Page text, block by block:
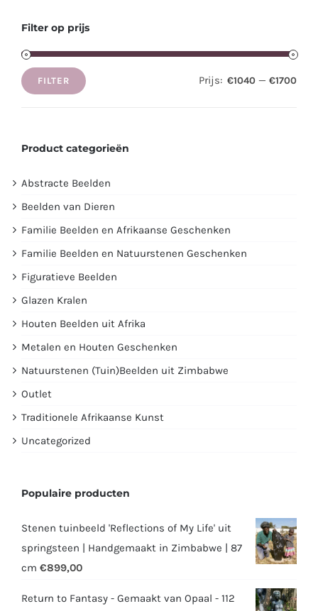
Filter op prijs
Min.
Max.
FILTER Prijs: €1040 — €1700
Product categorieën
Abstracte Beelden
Beelden van Dieren
Familie Beelden en Afrikaanse Geschenken
Familie Beelden en Natuurstenen Geschenken
Figuratieve Beelden
Glazen Kralen
Houten Beelden uit Afrika
Metalen en Houten Geschenken
Natuurstenen (Tuin)Beelden uit Zimbabwe
Outlet
Traditionele Afrikaanse Kunst
Uncategorized
Populaire producten
Stenen tuinbeeld 'Reflections of My Life' uit
springsteen | Handgemaakt in Zimbabwe | 87
cm €899,00
Return to Fantasy - Gemaakt van Opaal - 112